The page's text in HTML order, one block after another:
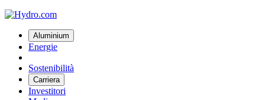
Aluminium
Energie
Sostenibilità
Carriera
Investitori